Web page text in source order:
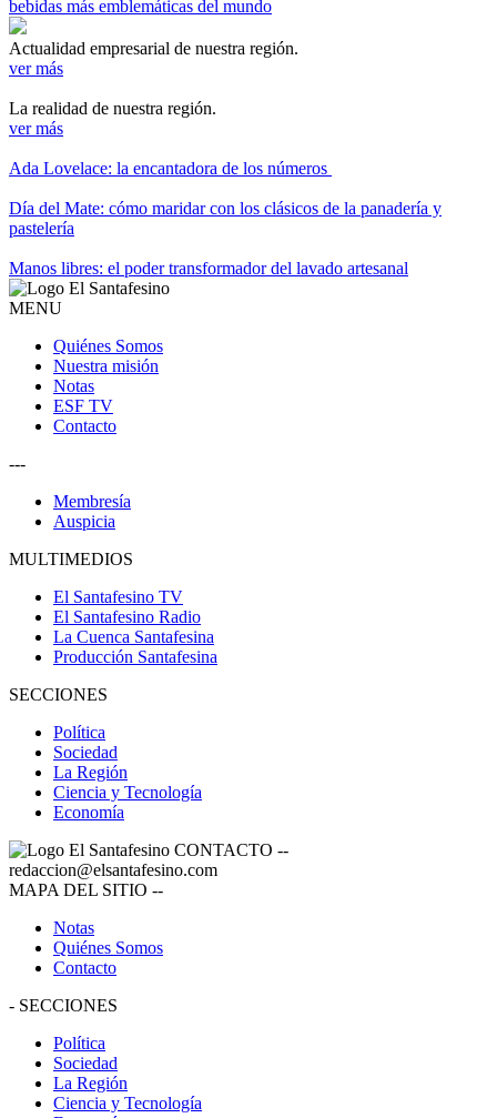
bebidas más emblemáticas del mundo
Actualidad empresarial de nuestra región.
ver más
La realidad de nuestra región.
ver más
Ada Lovelace: la encantadora de los números
Día del Mate: cómo maridar con los clásicos de la panadería y
pastelería
Manos libres: el poder transformador del lavado artesanal
MENU
Quiénes Somos
Nuestra misión
Notas
ESF TV
Contacto
---
Membresía
Auspicia
MULTIMEDIOS
El Santafesino TV
El Santafesino Radio
La Cuenca Santafesina
Producción Santafesina
SECCIONES
Política
Sociedad
La Región
Ciencia y Tecnología
Economía
CONTACTO --
redaccion@elsantafesino.com
MAPA DEL SITIO --
Notas
Quiénes Somos
Contacto
- SECCIONES
Política
Sociedad
La Región
Ciencia y Tecnología